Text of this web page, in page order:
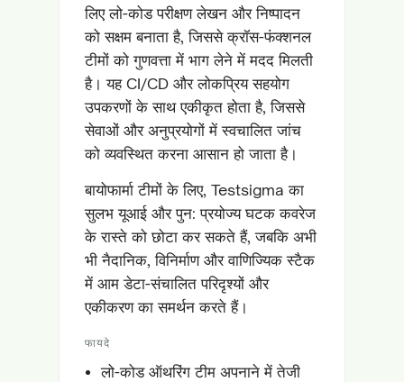
लिए लो-कोड परीक्षण लेखन और निष्पादन
को सक्षम बनाता है, जिससे क्रॉस-फंक्शनल
टीमों को गुणवत्ता में भाग लेने में मदद मिलती
है। यह CI/CD और लोकप्रिय सहयोग
उपकरणों के साथ एकीकृत होता है, जिससे
सेवाओं और अनुप्रयोगों में स्वचालित जांच
को व्यवस्थित करना आसान हो जाता है।
बायोफार्मा टीमों के लिए, Testsigma का
सुलभ यूआई और पुन: प्रयोज्य घटक कवरेज
के रास्ते को छोटा कर सकते हैं, जबकि अभी
भी नैदानिक, विनिर्माण और वाणिज्यिक स्टैक
में आम डेटा-संचालित परिदृश्यों और
एकीकरण का समर्थन करते हैं।
फायदे
लो-कोड ऑथरिंग टीम अपनाने में तेजी